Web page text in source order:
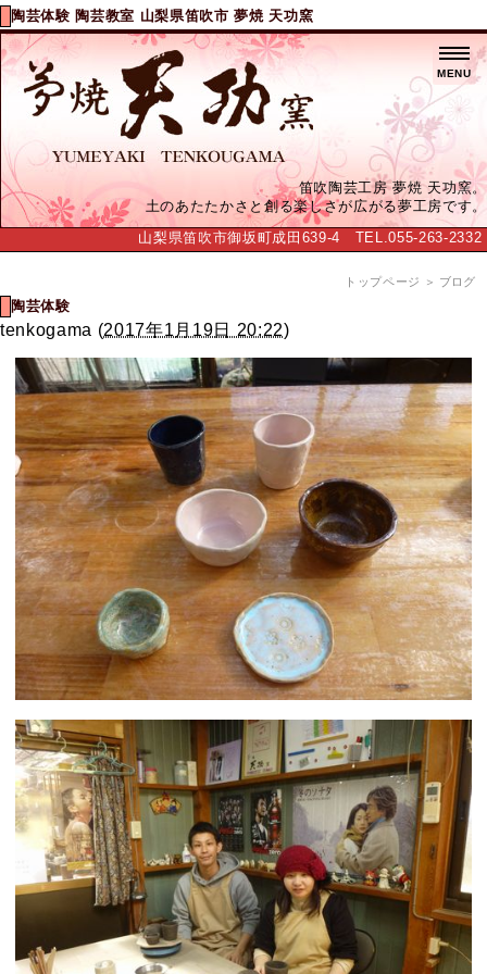
陶芸体験 陶芸教室 山梨県笛吹市 夢焼 天功窯
笛吹陶芸工房 夢焼 天功窯。
土のあたたかさと創る楽しさが広がる夢工房です。
山梨県笛吹市御坂町成田639-4 TEL.055-263-2332
MENU
トップページ ＞ ブログ
陶芸体験
tenkogama (2017年1月19日 20:22)